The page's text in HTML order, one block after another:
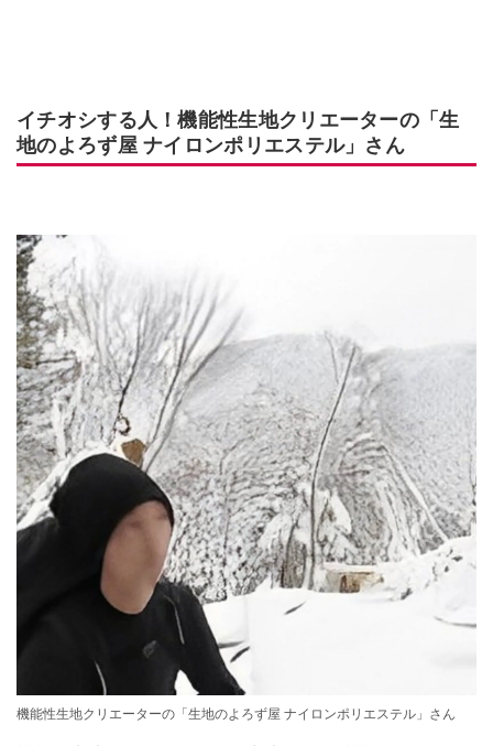
イチオシする人！機能性生地クリエーターの「生
地のよろず屋 ナイロンポリエステル」さん
機能性生地クリエーターの「生地のよろず屋 ナイロンポリエステル」さん